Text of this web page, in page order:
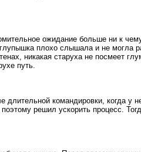
ожидание больше ни к
плохо слышала и не могла
никакая старуха не посмеет
путь.
командировки, когда у
решил ускорить процесс.